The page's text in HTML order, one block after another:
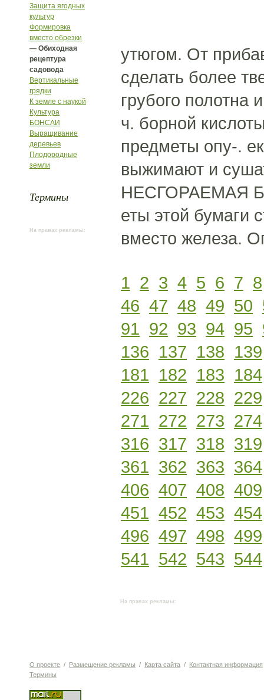
Защита ягодных
культур
Формировка
вместо обрезки
— Обиходная
рецептура
садовода
Вертикальные
грядки
К земле с наукой
Культура
БОНСАИ
Выращивание
деревьев
Плодородные
земли
Термины
На правах рекламы:
утюгом. От
сделать более
грубого полотна
ч. борной
предметы опу-.
выжимают и
НЕСГОРАЕМАЯ
еты этой бумаги
вместо железа.
1 2 3 4 5 6 7 8
46 47 48 49 50
91 92 93 94 95
136 137 138 139
181 182 183 184
226 227 228 229
271 272 273 274
316 317 318 319
361 362 363 364
406 407 408 409
451 452 453 454
496 497 498 499
541 542 543 544
На правах рекламы:
О проекте / Размещение рекламы / Карта сайта / Контактная информация
Термины